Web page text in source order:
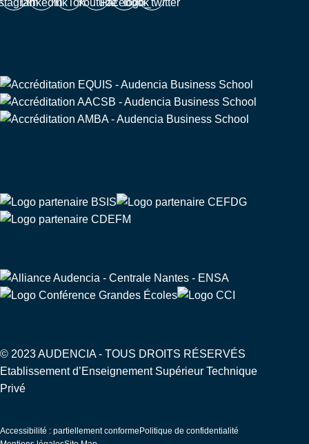
© 2023 AUDENCIA - TOUS DROITS RÉSERVÉS
Etablissement d’Enseignement Supérieur Technique
Privé
Pied
Accessibilité : partiellement conforme Politique de confidentialité